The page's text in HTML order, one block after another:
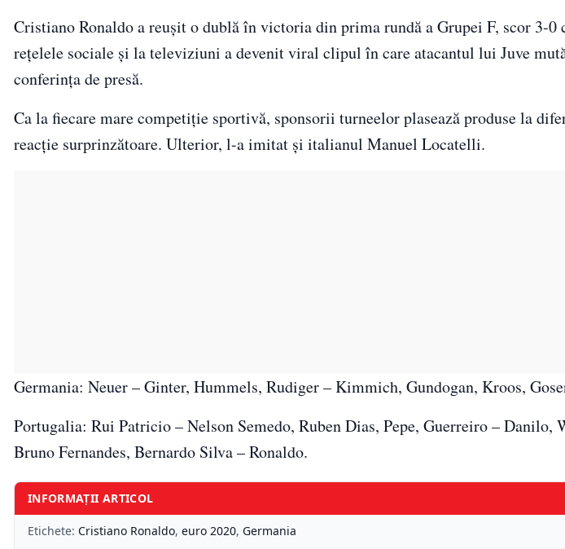
Cristiano Ronaldo a reușit o dublă în victoria din prima rundă a Grupei F, scor 3-0
rețelele sociale și la televiziuni a devenit viral clipul în care atacantul lui Juve
conferința de presă.
Ca la fiecare mare competiție sportivă, sponsorii turneelor plasează produse la
reacție surprinzătoare. Ulterior, l-a imitat și italianul Manuel Locatelli.
Germania: Neuer – Ginter, Hummels, Rudiger – Kimmich, Gundogan, Kroos,
Portugalia: Rui Patricio – Nelson Semedo, Ruben Dias, Pepe, Guerreiro –
Bruno Fernandes, Bernardo Silva – Ronaldo.
INFORMAȚII ARTICOL
Etichete: Cristiano Ronaldo, euro 2020, Germania